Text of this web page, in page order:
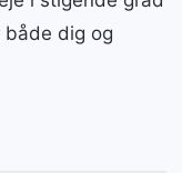
dig og